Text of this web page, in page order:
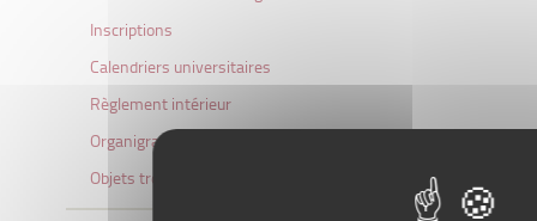
Inscriptions
Calendriers universitaires
Règlement intérieur
Organigramme
Objets trouvés/perdus